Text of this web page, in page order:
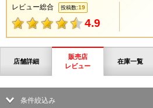
レビュー総合 投稿数:19
4.9
店舗詳細
販売店
レビュー
在庫一覧
条件絞込み